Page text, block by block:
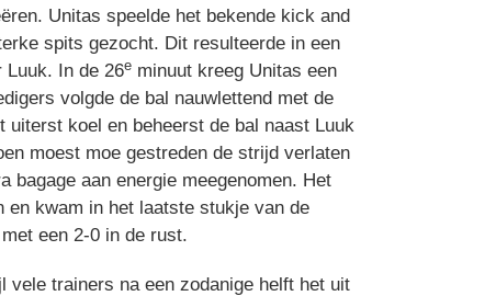
Unitas speelde het bekende kick and
spits gezocht. Dit resulteerde in een
Luuk. In de 26e minuut kreeg Unitas een
volgde de bal nauwlettend met de
uiterst koel en beheerst de bal naast Luuk
moest moe gestreden de strijd verlaten
bagage aan energie meegenomen. Het
en kwam in het laatste stukje van de
een 2-0 in de rust.
vele trainers na een zodanige helft het uit